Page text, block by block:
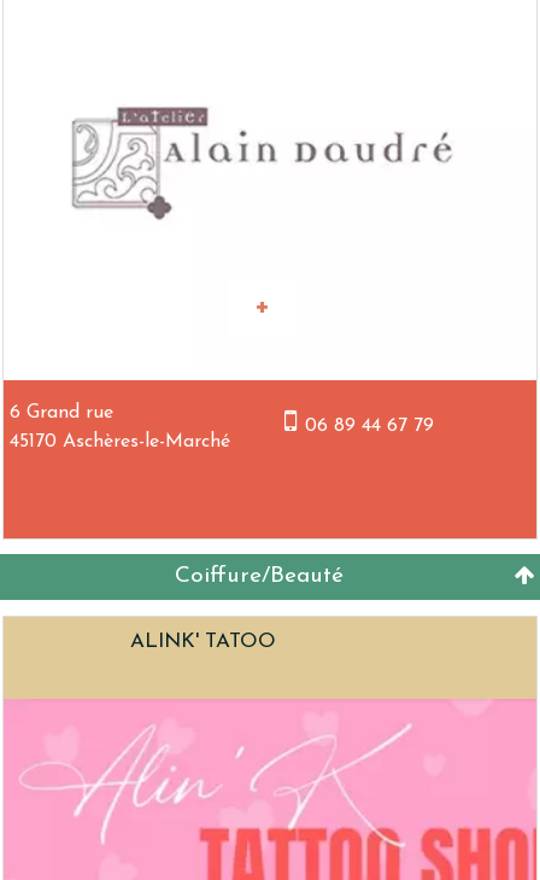
6 Grand rue
45170 Aschères-le-Marché
06 89 44 67 79
Coiffure/Beauté
ALINK' TATOO